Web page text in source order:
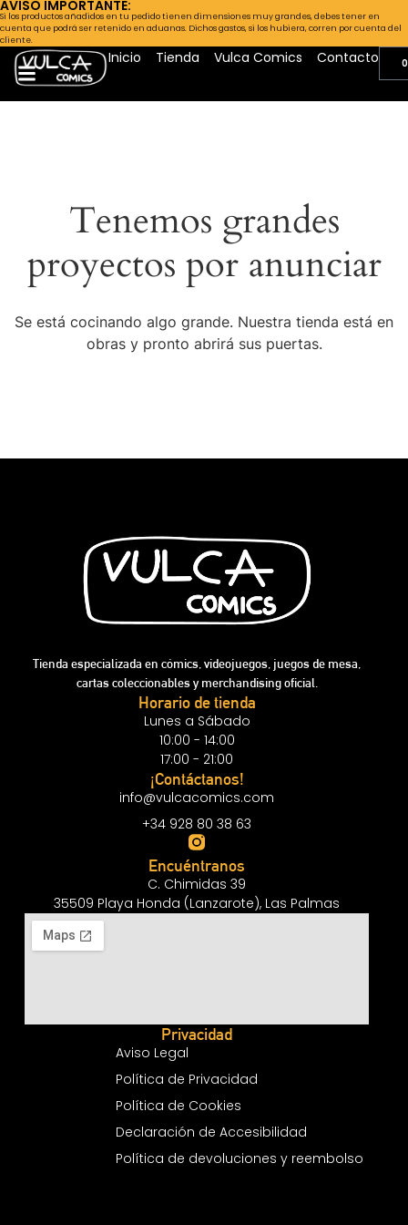
AVISO IMPORTANTE:
Si los productos añadidos en tu pedido tienen dimensiones muy grandes, debes tener en
cuenta que podrá ser retenido en aduanas. Dichos gastos, si los hubiera, corren por cuenta del
cliente.
Inicio Tienda Vulca Comics Contacto
Tenemos grandes
proyectos por anunciar
Se está cocinando algo grande. Nuestra tienda está en
obras y pronto abrirá sus puertas.
Tienda especializada en cómics, videojuegos, juegos de mesa,
cartas coleccionables y merchandising oficial.
Horario de tienda
Lunes a Sábado
10:00 - 14:00
17:00 - 21:00
¡Contáctanos!
info@vulcacomics.com
+34 928 80 38 63
Encuéntranos
C. Chimidas 39
35509 Playa Honda (Lanzarote), Las Palmas
Privacidad
Aviso Legal
Política de Privacidad
Política de Cookies
Declaración de Accesibilidad
Política de devoluciones y reembolso